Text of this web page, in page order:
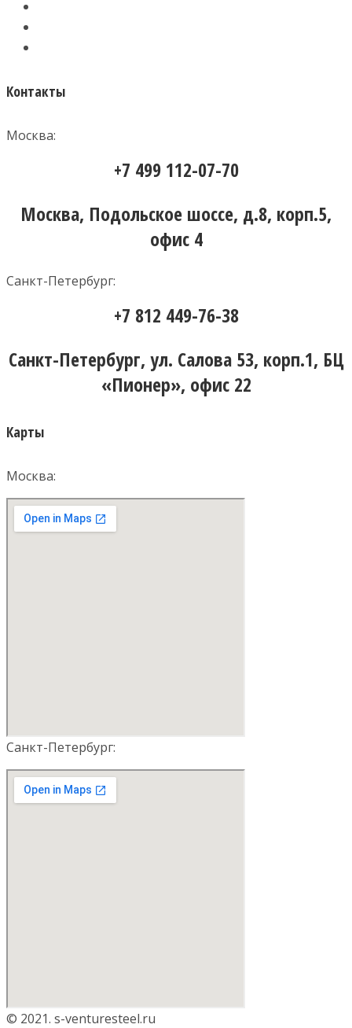
Контакты
Москва:
+7 499 112-07-70
Москва, Подольское шоссе, д.8, корп.5,
офис 4
Санкт-Петербург:
+7 812 449-76-38
Санкт-Петербург, ул. Салова 53, корп.1, БЦ
«Пионер», офис 22
Карты
Москва:
Санкт-Петербург:
© 2021. s-venturesteel.ru